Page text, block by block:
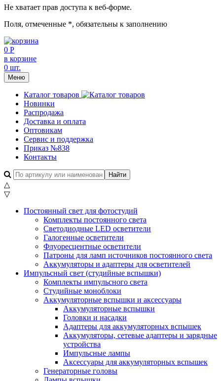
Не хватает прав доступа к веб-форме.
Поля, отмеченные *, обязательны к заполнению
0 Р
в корзине
0 шт.
Меню
Каталог товаров
Новинки
Распродажа
Доставка и оплата
Оптовикам
Сервис и поддержка
Приказ №838
Контакты
△
▽
Постоянный свет для фотостудий
Комплекты постоянного света
Светодиодные LED осветители
Галогенные осветители
Флуоресцентные осветители
Патроны для ламп источников постоянного света
Аккумуляторы и адаптеры для осветителей
Импульсный свет (студийные вспышки)
Комплекты импульсного света
Студийные моноблоки
Аккумуляторные вспышки и аксессуары
Аккумуляторные вспышки
Головки и насадки
Адаптеры для аккумуляторных вспышек
Аккумуляторы, сетевые адаптеры и зарядные
устройства
Импульсные лампы
Аксессуары для аккумуляторных вспышек
Генераторные головы